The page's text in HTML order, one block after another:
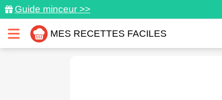
Guide minceur >>
MES RECETTES FACILES